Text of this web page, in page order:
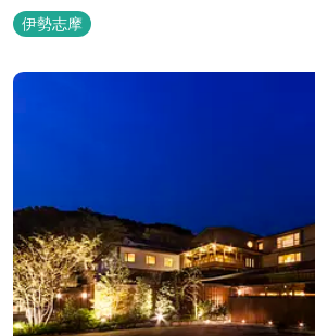
伊勢志摩